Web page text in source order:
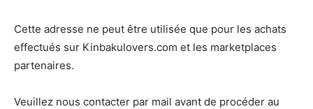
Cette adresse ne peut être utilisée que pour les achats
effectués sur Kinbakulovers.com et les marketplaces
partenaires.
Veuillez nous contacter par mail avant de procéder au